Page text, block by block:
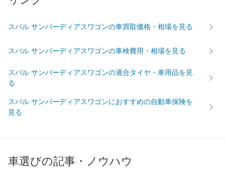
タイヤ
燃費
WLTC/市街地 - -
WLTC/高速道路 - -
装備オプション 装備詳細を見る
スバル サンバーディアスワゴンの車買取価格・相場を見る
スバル サンバーディアスワゴンの車検費用・相場を見る
スバル サンバーディアスワゴンの適合タイヤ・車用品を見
る
スバル サンバーディアスワゴンにおすすめの自動車保険を
見る
車選びの記事・ノウハウ